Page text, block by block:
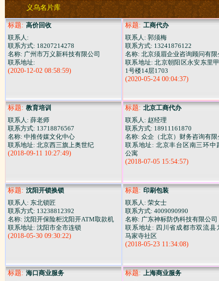
义乌名片库
标题: 高价回收
联系人:
联系方式: 18207214278
名称: 广州市万义新科技有限公司
联系地址:
(2020-12-02 08:58:59)
标题: 工商代办
联系人: 郭须梅
联系方式: 13241876122
名称: 北京须眉企业咨询顾问有限
联系地址: 北京朝阳区永安东里
1号楼14层1703
(2020-05-24 00:04:37)
标题: 教育培训
联系人: 薛老师
联系方式: 13718876567
名称: 中推传媒文化中心
联系地址: 北京西三旗上奥世纪
(2018-09-11 10:27:49)
标题: 北京工商代办
联系人: 赵经理
联系方式: 18911161870
名称: 众企（北京）财务咨询有限
联系地址: 北京丰台区南三环中
公寓
(2018-07-05 15:54:57)
标题: 沈阳开锁换锁
联系人: 东北锁匠
联系方式: 13238812392
名称: 沈阳开保险柜沈阳开ATM取款机
联系地址: 沈阳市全市连锁
(2018-05-30 09:30:22)
标题: 印刷包装
联系人: 荣女士
联系方式: 4009090990
名称: 广东神标防伪科技有限公司
联系地址: 四川省成都市双流县
马家寺社区
(2018-05-23 11:34:08)
标题: 海口商业服务
标题: 上海商业服务